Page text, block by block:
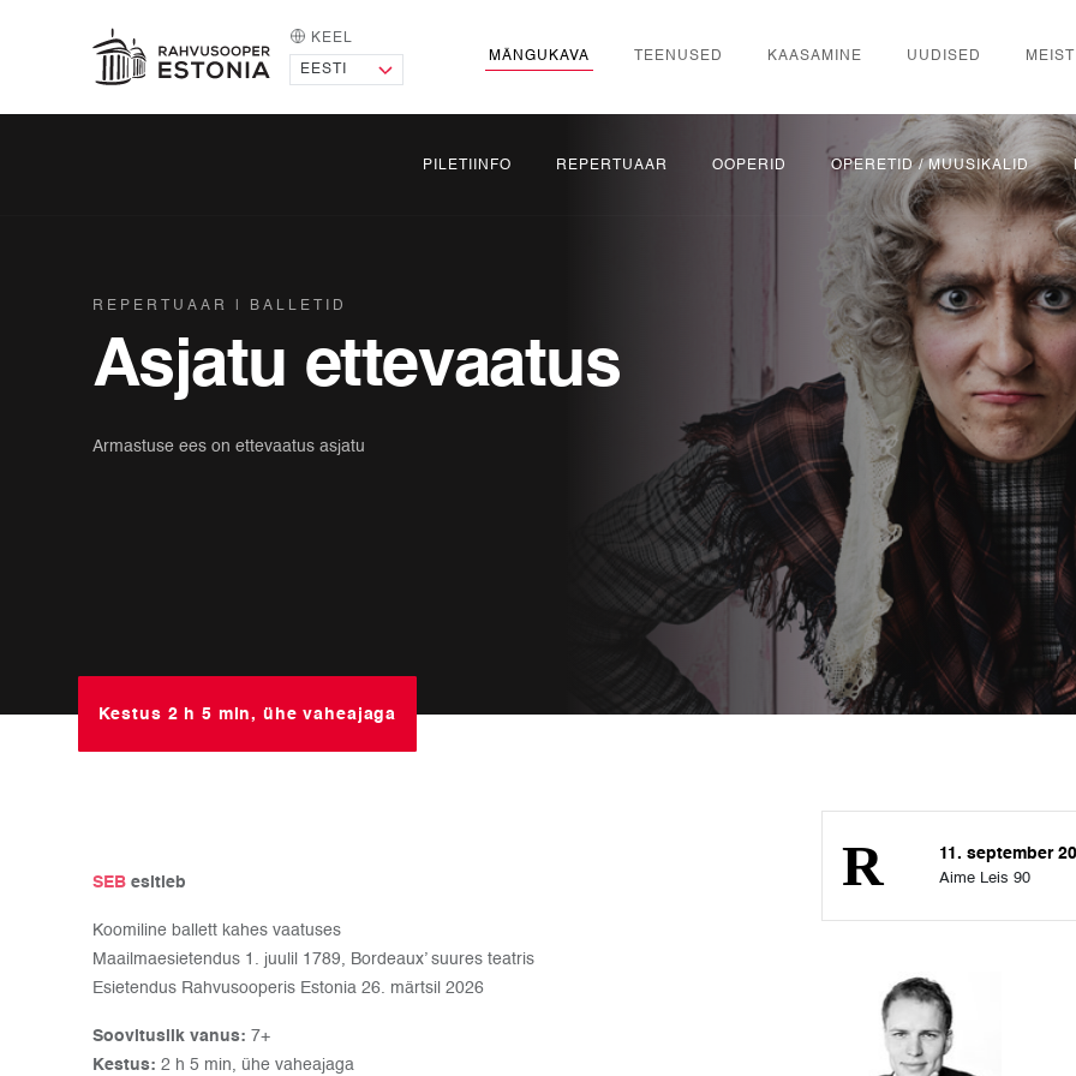
AVALEHT
KEEL
MÄNGUKAVA
PILETIINFO REPERTUAAR OOPERID OPERETID / MUUSIKALID
TEENUSED KAASAMINE UUDISED MEIST
REPERTUAAR BALLETID
Asjatu ettevaatus
Armastuse ees on ettevaatus asjatu
Kestus 2 h 5 min, ühe vaheajaga
SEB esitleb
Koomiline ballett kahes vaatuses
Maailmaesietendus 1. juulil 1789, Bordeaux’ suures teatris
Esietendus Rahvusooperis Estonia 26. märtsil 2026
Soovituslik vanus: 7+
Kestus: 2 h 5 min, ühe vaheajaga
11. september
Aime Leis 90